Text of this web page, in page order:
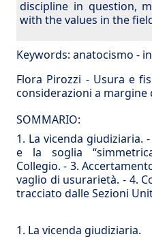
discipline in question,
with the values ​​in the
Keywords: anatocismo -
Flora Pirozzi - Usura e
considerazioni a margine
SOMMARIO:
1. La vicenda giudiziaria.
e la soglia
Collegio. - 3.
vaglio di usurarietà. - 4.
tracciato dalle Sezioni
1. La vicenda giudiziaria.